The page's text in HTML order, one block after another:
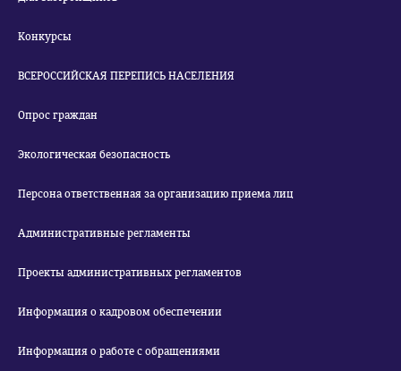
Конкурсы
ВСЕРОССИЙСКАЯ ПЕРЕПИСЬ НАСЕЛЕНИЯ
Опрос граждан
Экологическая безопасность
Персона ответственная за организацию приема лиц
Административные регламенты
Проекты административных регламентов
Информация о кадровом обеспечении
Информация о работе с обращениями